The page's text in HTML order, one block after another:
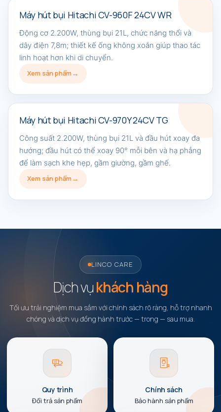
Máy hút bụi Hitachi CV-960F 24CV WR
Động cơ 2.200W, thùng bụi 21L, chức năng thổi và
dây điện 7,8m; thiết kế ống không xoắn giúp thao tác
linh hoạt hơn khi di chuyển.
Xem sản phẩm
Máy hút bụi Hitachi CV-970Y 24CV TG
Công suất 2.200W, thùng bụi 21L và đầu hút xoay đa
hướng; đầu hút có thể xoay 90° mỗi bên và hạ phẳng
để làm sạch khe hẹp, gầm giường, gầm ghế.
Xem sản phẩm
LINCO CARE
Dịch vụkhách hàng
Tối ưu trải nghiệm mua sắm với chính sách rõ ràng, hỗ trợ nhanh
chóng và dịch vụ đồng hành trước — trong — sau mua.
Quy trình
Đổi trả sản phẩm
Chính sách
Bảo hành sản phẩm